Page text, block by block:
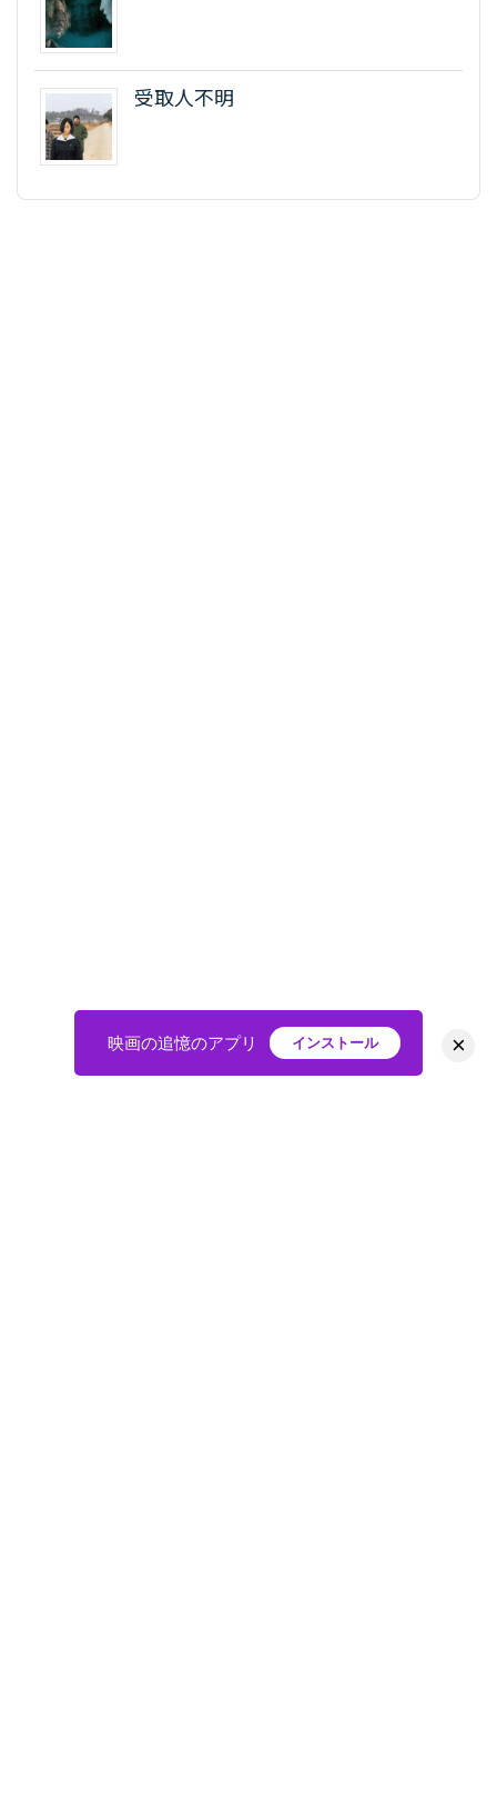
受取人不明
映画の追憶のアプリ インストール ×